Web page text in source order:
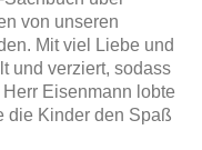
von unseren
Mit viel Liebe und
und verziert, sodass
Eisenmann lobte
die Kinder den Spaß